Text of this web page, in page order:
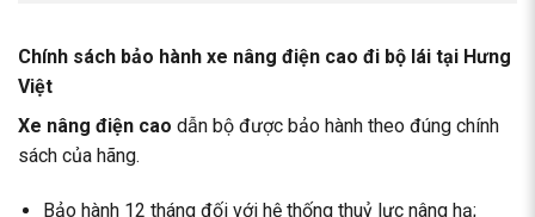
Chính sách bảo hành xe nâng điện cao đi bộ lái tại Hưng
Việt
Xe nâng điện cao dẫn bộ được bảo hành theo đúng chính
sách của hãng.
Bảo hành 12 tháng đối với hệ thống thuỷ lực nâng hạ;